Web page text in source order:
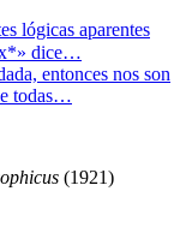
lógicas aparentes
dice…
entonces nos son
todas…
(1921)